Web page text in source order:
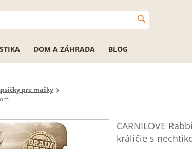
DOM A ZÁHRADA BLOG
pre mačky
CARNILOVE
králičie s